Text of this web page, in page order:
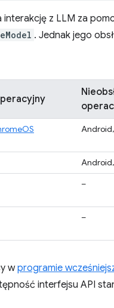
interakcję z LLM za
. Jednak jego
–
–
wprogramie
interfejsu API